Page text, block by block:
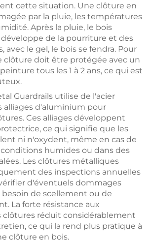
cette situation. Une clôture en
par la pluie, les températures
Après la pluie, le bois
de la pourriture et des
avec le gel, le bois se fendra. Pour
clôture doit être protégée avec un
tous les 1 à 2 ans, ce qui est
Guardrails utilise de l'acier
alliages d'aluminium pour
Ces alliages développent
ce qui signifie que les
ni n'oxydent, même en cas de
humides ou dans des
Les clôtures métalliques
des inspections annuelles
d'éventuels dommages
de scellement ou de
La forte résistance aux
clôtures réduit considérablement
ce qui la rend plus pratique à
clôture en bois.